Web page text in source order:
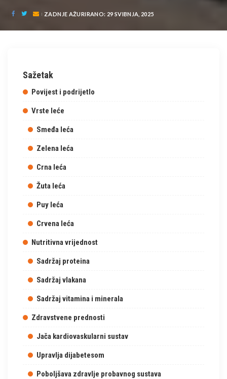
ZADNJE AŽURIRANO: 29 SVIBNJA, 2025
Sažetak
Povijest i podrijetlo
Vrste leće
Smeđa leća
Zelena leća
Crna leća
Žuta leća
Puy leća
Crvena leća
Nutritivna vrijednost
Sadržaj proteina
Sadržaj vlakana
Sadržaj vitamina i minerala
Zdravstvene prednosti
Jača kardiovaskularni sustav
Upravlja dijabetesom
Poboljšava zdravlje probavnog sustava